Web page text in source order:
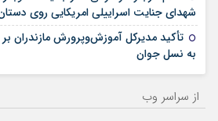
شهدای جنایت اسراییلی امریکایی روی
تأکید مدیرکل آموزش‌وپرورش مازندران
به نسل جوان
از سراسر وب